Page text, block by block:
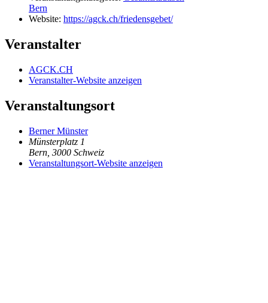
Bern
Website: https://agck.ch/friedensgebet/
Veranstalter
AGCK.CH
Veranstalter-Website anzeigen
Veranstaltungsort
Berner Münster
Münsterplatz 1
Bern 3000 Schweiz
Veranstaltungsort-Website anzeigen